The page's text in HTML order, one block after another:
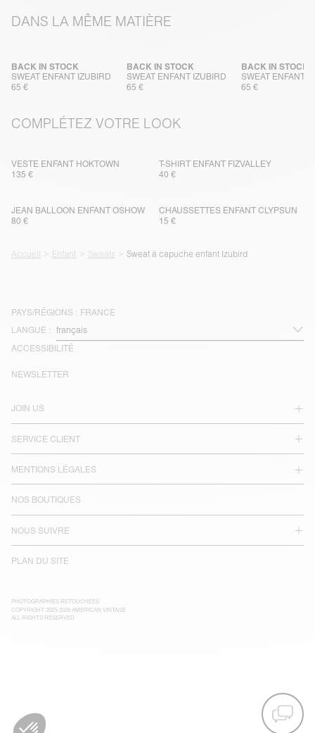
DANS LA MÊME MATIÈRE
SWEAT ENFANT IZUBIRD
BACK IN STOCK
65 €
SWEAT ENFANT IZUBIRD
BACK IN STOCK
65 €
SWEAT ENFANT
BACK IN STOCK
65 €
COMPLÉTEZ VOTRE LOOK
VESTE ENFANT HOKTOWN
135 €
T-SHIRT ENFANT FIZVALLEY
40 €
JEAN BALLOON ENFANT OSHOW
80 €
CHAUSSETTES ENFANT CLYPSUN
15 €
Accueil Enfant Sweats Sweat à capuche enfant Izubird
PAYS/RÉGIONS : FRANCE
LANGUE :
ACCESSIBILITÉ
JOIN US
SERVICE CLIENT
MENTIONS LÉGALES
NOS BOUTIQUES
NOUS SUIVRE
PLAN DU SITE
NEWSLETTER
PHOTOGRAPHIES RETOUCHÉES
COPYRIGHT 2025-2026 AMERICAN VINTAGE
ALL RIGHTS RESERVED